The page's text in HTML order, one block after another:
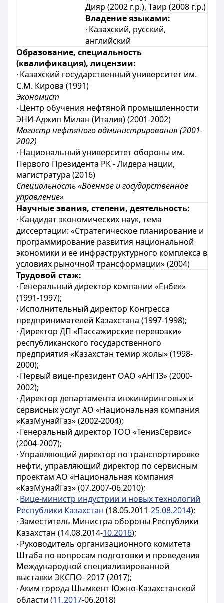
Дияр (2002 г.р.), Таир (2008 г.р.)
Владение языками:
· Казахский, русский,
английский
Образование, специальность
(квалификация), лицензии:
· Казахский государственный университет им.
С.М. Кирова (1991)
Экономист
· Центр обучения нефтяной промышленности
ЭНИ-Аджип Милан (Италия) (2001-2002)
Магистр нефтяного администрирования (2001-
2002)
· Национальный университет обороны им.
Первого Президента РК - Лидера нации,
магистратура (2016)
Специальность «Военное и государственное
управление»
Научные звания, степени, деятельность:
· Кандидат экономических наук, тема
диссертации: «Стратегическое планирование и
программирование развития национальной
экономики и ее инфраструктурного комплекса в
условиях рыночной трансформации» (2004)
Трудовой стаж:
· Генеральный директор компании «Енбек»
(1991-1997);
· Исполнительный директор Конгресса
предпринимателей Казахстана (1997-1998);
·Директор ДП «Пассажирские перевозки»
республиканского государственного
предприятия «Казахстан темир жолы» (1998-
2000);
· Первый вице-президент ОАО «АНПЗ» (2000-
2002);
·Директор департамента инжиниринговых и
сервисных услуг АО «Национальная компания
«КазМунайГаз» (2002-2004);
· Генеральный директор ТОО «ТенизСервис»
(2004-2007);
·Управляющий директор по транспортировке
нефти, управляющий директор по сервисным
проектам АО «Национальная компания
«КазМунайГаз» (07.2007-06.2010);
· Вице-министр индустрии и новых технологий
Республики Казахстан (18.05.2011-25.08.2014);
·Заместитель Министра обороны Республики
Казахстан (14.08.2014-10.2016);
· Руководитель организационного комитета
Штаба по вопросам подготовки и проведения
Международной специализированной
выставки ЭКСПО- 2017 (2017);
·Аким города Шымкент Южно-Казахстанской
области (11.2017-06.2018)